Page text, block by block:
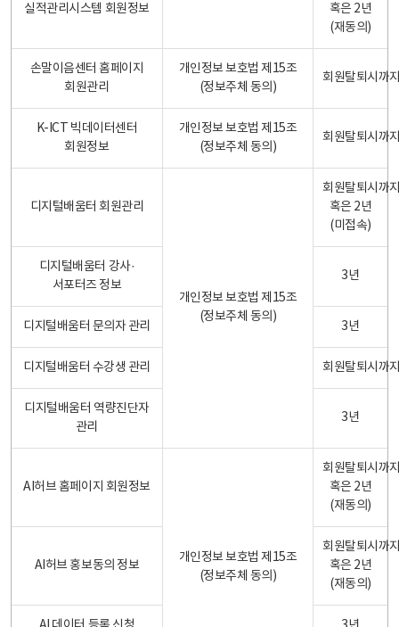
실적관리시스템 회원정보
혹은 2년
(재동의)
손말이음센터 홈페이지
회원관리
개인정보 보호법 제15조
(정보주체 동의)
회원탈퇴시까
K-ICT 빅데이터센터
회원정보
개인정보 보호법 제15조
(정보주체 동의)
회원탈퇴시까
디지털배움터 회원관리
개인정보 보호법 제15조
(정보주체 동의)
회원탈퇴시까
혹은 2년
(미접속)
디지털배움터 강사·
서포터즈 정보
3년
디지털배움터 문의자 관리 3년
디지털배움터 수강생 관리 회원탈퇴시까
디지털배움터 역량진단자
관리
3년
AI허브 홈페이지 회원정보
개인정보 보호법 제15조
(정보주체 동의)
회원탈퇴시까
혹은 2년
(재동의)
AI허브 홍보동의 정보
회원탈퇴시까
혹은 2년
(재동의)